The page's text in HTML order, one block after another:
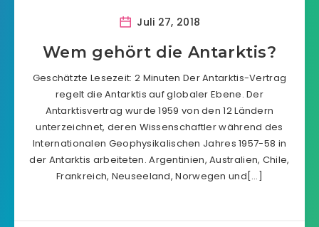
Juli 27, 2018
Wem gehört die Antarktis?
Geschätzte Lesezeit: 2 Minuten Der Antarktis-Vertrag
regelt die Antarktis auf globaler Ebene. Der
Antarktisvertrag wurde 1959 von den 12 Ländern
unterzeichnet, deren Wissenschaftler während des
Internationalen Geophysikalischen Jahres 1957-58 in
der Antarktis arbeiteten. Argentinien, Australien, Chile,
Frankreich, Neuseeland, Norwegen und[…]